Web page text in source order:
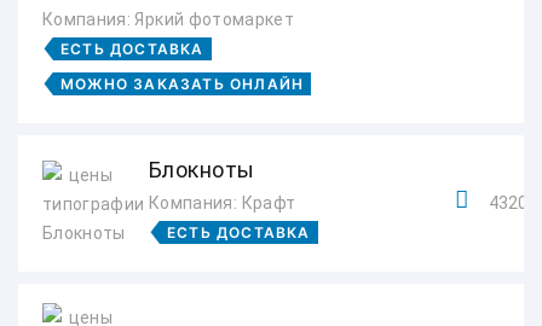
Компания: Яркий фотомаркет
ЕСТЬ ДОСТАВКА
МОЖНО ЗАКАЗАТЬ ОНЛАЙН
Блокноты
Компания: Крафт
ЕСТЬ ДОСТАВКА
4320